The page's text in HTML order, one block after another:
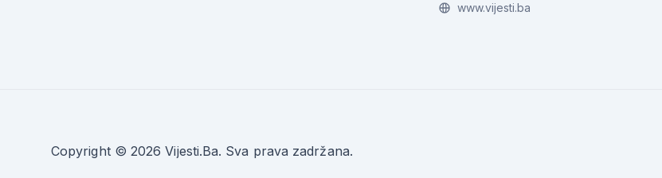
www.vijesti.ba
Copyright © 2026 Vijesti.Ba. Sva prava zadržana.